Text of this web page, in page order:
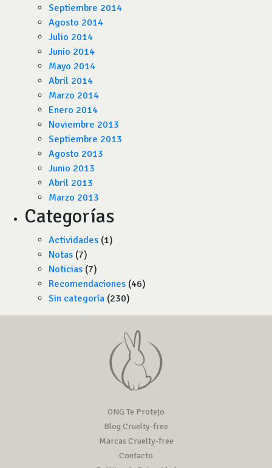
Septiembre 2014
Agosto 2014
Julio 2014
Junio 2014
Mayo 2014
Abril 2014
Marzo 2014
Enero 2014
Noviembre 2013
Septiembre 2013
Agosto 2013
Junio 2013
Abril 2013
Marzo 2013
Categorías
Actividades (1)
Notas (7)
Noticias (7)
Recomendaciones (46)
Sin categoría (230)
ONG Te Protejo
Blog Cruelty-free
Marcas Cruelty-free
Contacto